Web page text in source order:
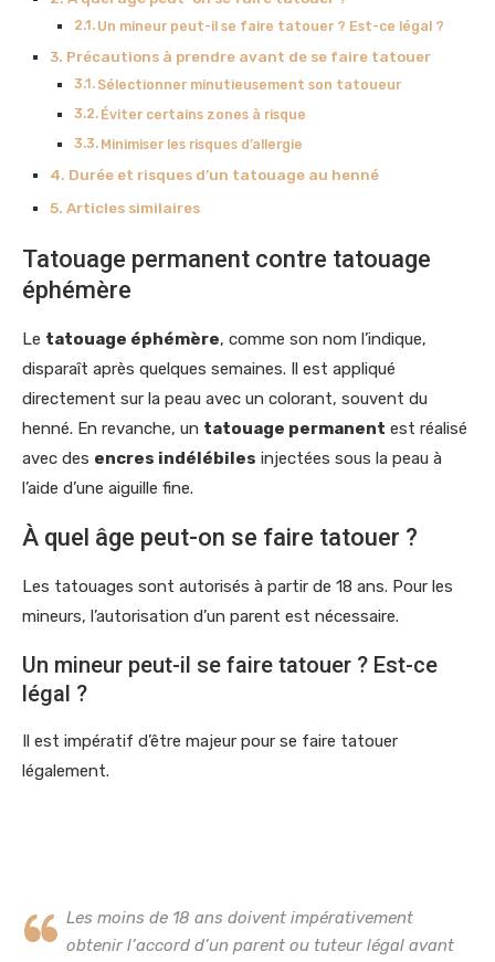
Un mineur peut-il se faire tatouer ? Est-ce légal ?
Précautions à prendre avant de se faire tatouer
Sélectionner minutieusement son tatoueur
Éviter certains zones à risque
Minimiser les risques d’allergie
Durée et risques d’un tatouage au henné
Articles similaires
Tatouage permanent contre tatouage
éphémère
Le tatouage éphémère, comme son nom l’indique,
disparaît après quelques semaines. Il est appliqué
directement sur la peau avec un colorant, souvent du
henné. En revanche, un tatouage permanent est réalisé
avec des encres indélébiles injectées sous la peau à
l’aide d’une aiguille fine.
À quel âge peut-on se faire tatouer ?
Les tatouages sont autorisés à partir de 18 ans. Pour les
mineurs, l’autorisation d’un parent est nécessaire.
Un mineur peut-il se faire tatouer ? Est-ce
légal ?
Il est impératif d’être majeur pour se faire tatouer
légalement.
Les moins de 18 ans doivent impérativement
obtenir l’accord d’un parent ou tuteur légal avant